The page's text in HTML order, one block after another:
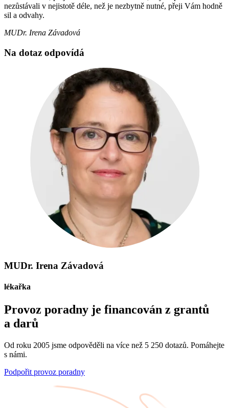
nezůstávali v nejistotě déle, než je nezbytně nutné, přeji Vám hodně
sil a odvahy.
MUDr. Irena Závadová
Na dotaz odpovídá
MUDr. Irena Závadová
lékařka
Provoz poradny je financován z grantů
a darů
Od roku 2005 jsme odpověděli na více než 5 250 dotazů. Pomáhejte
s námi.
Podpořit provoz poradny